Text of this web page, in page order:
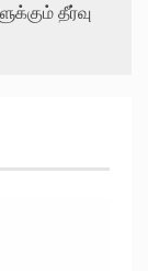
தீர்வு